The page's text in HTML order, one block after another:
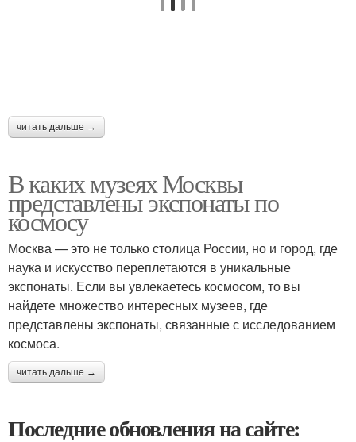
читать дальше →
В каких музеях Москвы
представлены экспонаты по
космосу
Москва — это не только столица России, но и город, где
наука и искусство переплетаются в уникальные
экспонаты. Если вы увлекаетесь космосом, то вы
найдете множество интересных музеев, где
представлены экспонаты, связанные с исследованием
космоса.
читать дальше →
Последние обновления на сайте: